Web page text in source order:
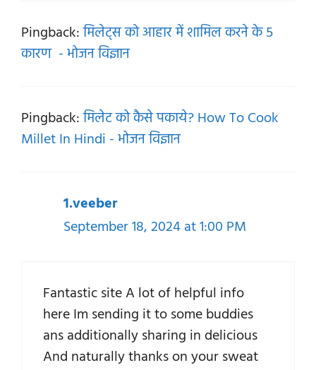
Pingback:मिलेट्स को आहार में शामिल करने के 5
कारण - भोजन विज्ञान
Pingback:मिलेट को कैसे पकाये? How To Cook
Millet In Hindi - भोजन विज्ञान
1.veeber
September 18, 2024 at 1:00 PM
Fantastic site A lot of helpful info
here Im sending it to some buddies
ans additionally sharing in delicious
And naturally thanks on your sweat